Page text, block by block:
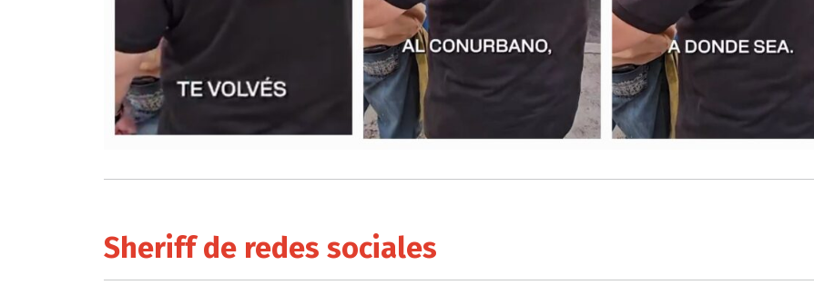
Sheriff de redes sociales